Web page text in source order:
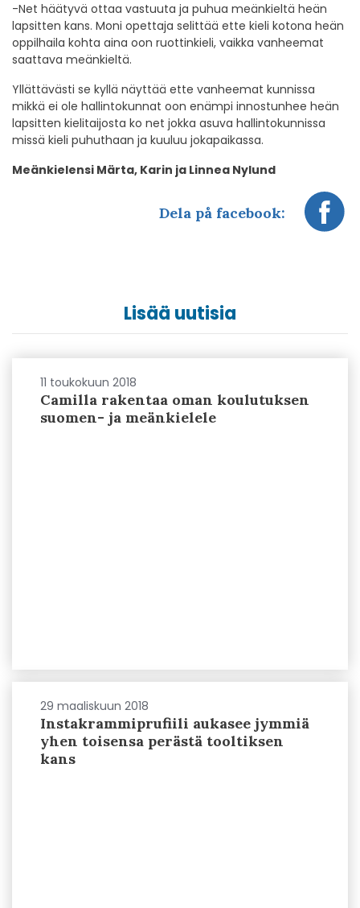
-Net häätyvä ottaa vastuuta ja puhua meänkieltä heän
lapsitten kans. Moni opettaja selittää ette kieli kotona heän
oppilhaila kohta aina oon ruottinkieli, vaikka vanheemat
saattava meänkieltä.
Yllättävästi se kyllä näyttää ette vanheemat kunnissa
mikkä ei ole hallintokunnat oon enämpi innostunhee heän
lapsitten kielitaijosta ko net jokka asuva hallintokunnissa
missä kieli puhuthaan ja kuuluu jokapaikassa.
Meänkielensi Märta, Karin ja Linnea Nylund
Dela på facebook:
Lisää uutisia
11 toukokuun 2018
Camilla rakentaa oman koulutuksen
suomen- ja meänkielele
29 maaliskuun 2018
Instakrammiprufiili aukasee jymmiä
yhen toisensa perästä tooltiksen
kans